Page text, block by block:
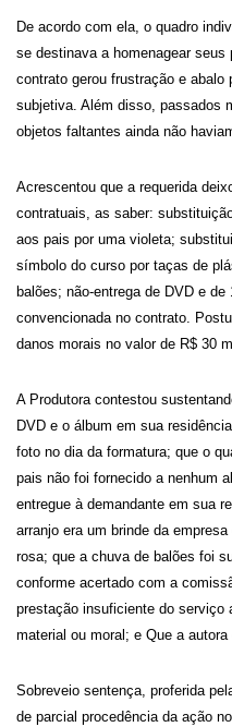
De acordo com ela, o quadro
se destinava a homenagear
contrato gerou frustração e
subjetiva. Além disso, passados
objetos faltantes ainda não
Acrescentou que a requerida
contratuais, as saber:
aos pais por uma violeta;
símbolo do curso por taças de
balões; não-entrega de DVD e
convencionada no contrato.
danos morais no valor de R$ 30
A Produtora contestou
DVD e o álbum em sua
foto no dia da formatura; que o
pais não foi fornecido a nenhum
entregue à demandante em sua
arranjo era um brinde da
rosa; que a chuva de balões foi
conforme acertado com a
prestação insuficiente do serviço
material ou moral; e Que a
Sobreveio sentença, proferida
de parcial procedência da ação